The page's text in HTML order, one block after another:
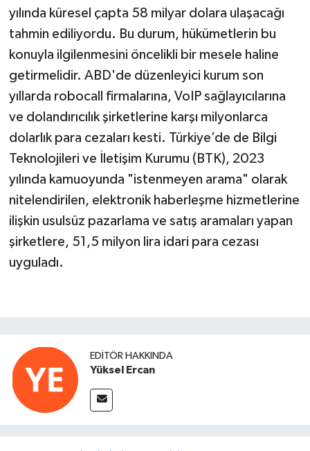
yılında küresel çapta 58 milyar dolara ulaşacağı
tahmin ediliyordu. Bu durum, hükümetlerin bu
konuyla ilgilenmesini öncelikli bir mesele haline
getirmelidir. ABD'de düzenleyici kurum son
yıllarda robocall firmalarına, VoIP sağlayıcılarına
ve dolandırıcılık şirketlerine karşı milyonlarca
dolarlık para cezaları kesti. Türkiye’de de Bilgi
Teknolojileri ve İletişim Kurumu (BTK), 2023
yılında kamuoyunda "istenmeyen arama" olarak
nitelendirilen, elektronik haberleşme hizmetlerine
ilişkin usulsüz pazarlama ve satış aramaları yapan
şirketlere, 51,5 milyon lira idari para cezası
uyguladı.
EDITÖR HAKKINDA
Yüksel Ercan